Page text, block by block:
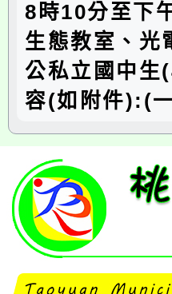
8時10分至下
生態教室、光
公私立國中生
容(如附件):(